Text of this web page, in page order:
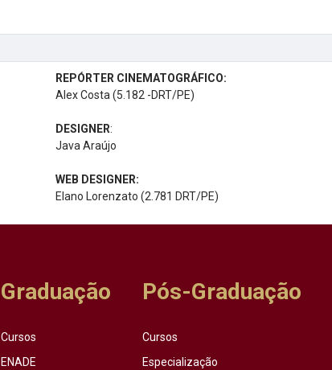
REPÓRTER CINEMATOGRÁFICO:
Alex Costa (5.182 -DRT/PE)
DESIGNER:
Java Araújo
WEB DESIGNER:
Elano Lorenzato (2.781 DRT/PE)
Graduação
Cursos
ENADE
Pós-Graduação
Cursos
Especialização